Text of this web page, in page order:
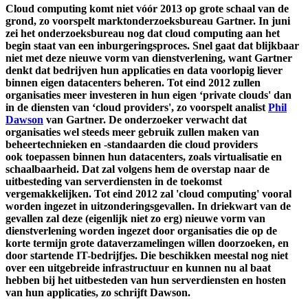
Cloud computing komt niet vóór 2013 op grote schaal van de
grond, zo voorspelt marktonderzoeksbureau Gartner. In juni
zei het onderzoeksbureau nog dat cloud computing aan het
begin staat van een inburgeringsproces. Snel gaat dat blijkbaar
niet met deze nieuwe vorm van dienstverlening, want Gartner
denkt dat bedrijven hun applicaties en data voorlopig liever
binnen eigen datacenters beheren. Tot eind 2012 zullen
organisaties meer investeren in hun eigen ‘private clouds' dan
in de diensten van ‘cloud providers', zo voorspelt analist Phil
Dawson van Gartner. De onderzoeker verwacht dat
organisaties wel steeds meer gebruik zullen maken van
beheertechnieken en -standaarden die cloud providers
ook toepassen binnen hun datacenters, zoals virtualisatie en
schaalbaarheid. Dat zal volgens hem de overstap naar de
uitbesteding van serverdiensten in de toekomst
vergemakkelijken. Tot eind 2012 zal 'cloud computing' vooral
worden ingezet in uitzonderingsgevallen. In driekwart van de
gevallen zal deze (eigenlijk niet zo erg) nieuwe vorm van
dienstverlening worden ingezet door organisaties die op de
korte termijn grote dataverzamelingen willen doorzoeken, en
door startende IT-bedrijfjes. Die beschikken meestal nog niet
over een uitgebreide infrastructuur en kunnen nu al baat
hebben bij het uitbesteden van hun serverdiensten en hosten
van hun applicaties, zo schrijft Dawson.